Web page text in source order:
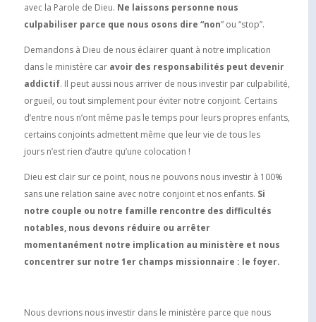
avec la Parole de Dieu. Ne laissons personne nous
culpabiliser parce que nous osons dire “non” ou “stop”.
Demandons à Dieu de nous éclairer quant à notre implication
dans le ministère car avoir des responsabilités peut devenir
addictif. Il peut aussi nous arriver de nous investir par culpabilité,
orgueil, ou tout simplement pour éviter notre conjoint. Certains
d’entre nous n’ont même pas le temps pour leurs propres enfants,
certains conjoints admettent même que leur vie de tous les
jours n’est rien d’autre qu’une colocation !
Dieu est clair sur ce point, nous ne pouvons nous investir à 100%
sans une relation saine avec notre conjoint et nos enfants. Si
notre couple ou notre famille rencontre des difficultés
notables, nous devons réduire ou arrêter
momentanément notre implication au ministère et nous
concentrer sur notre 1er champs missionnaire : le foyer.
Nous devrions nous investir dans le ministère parce que nous